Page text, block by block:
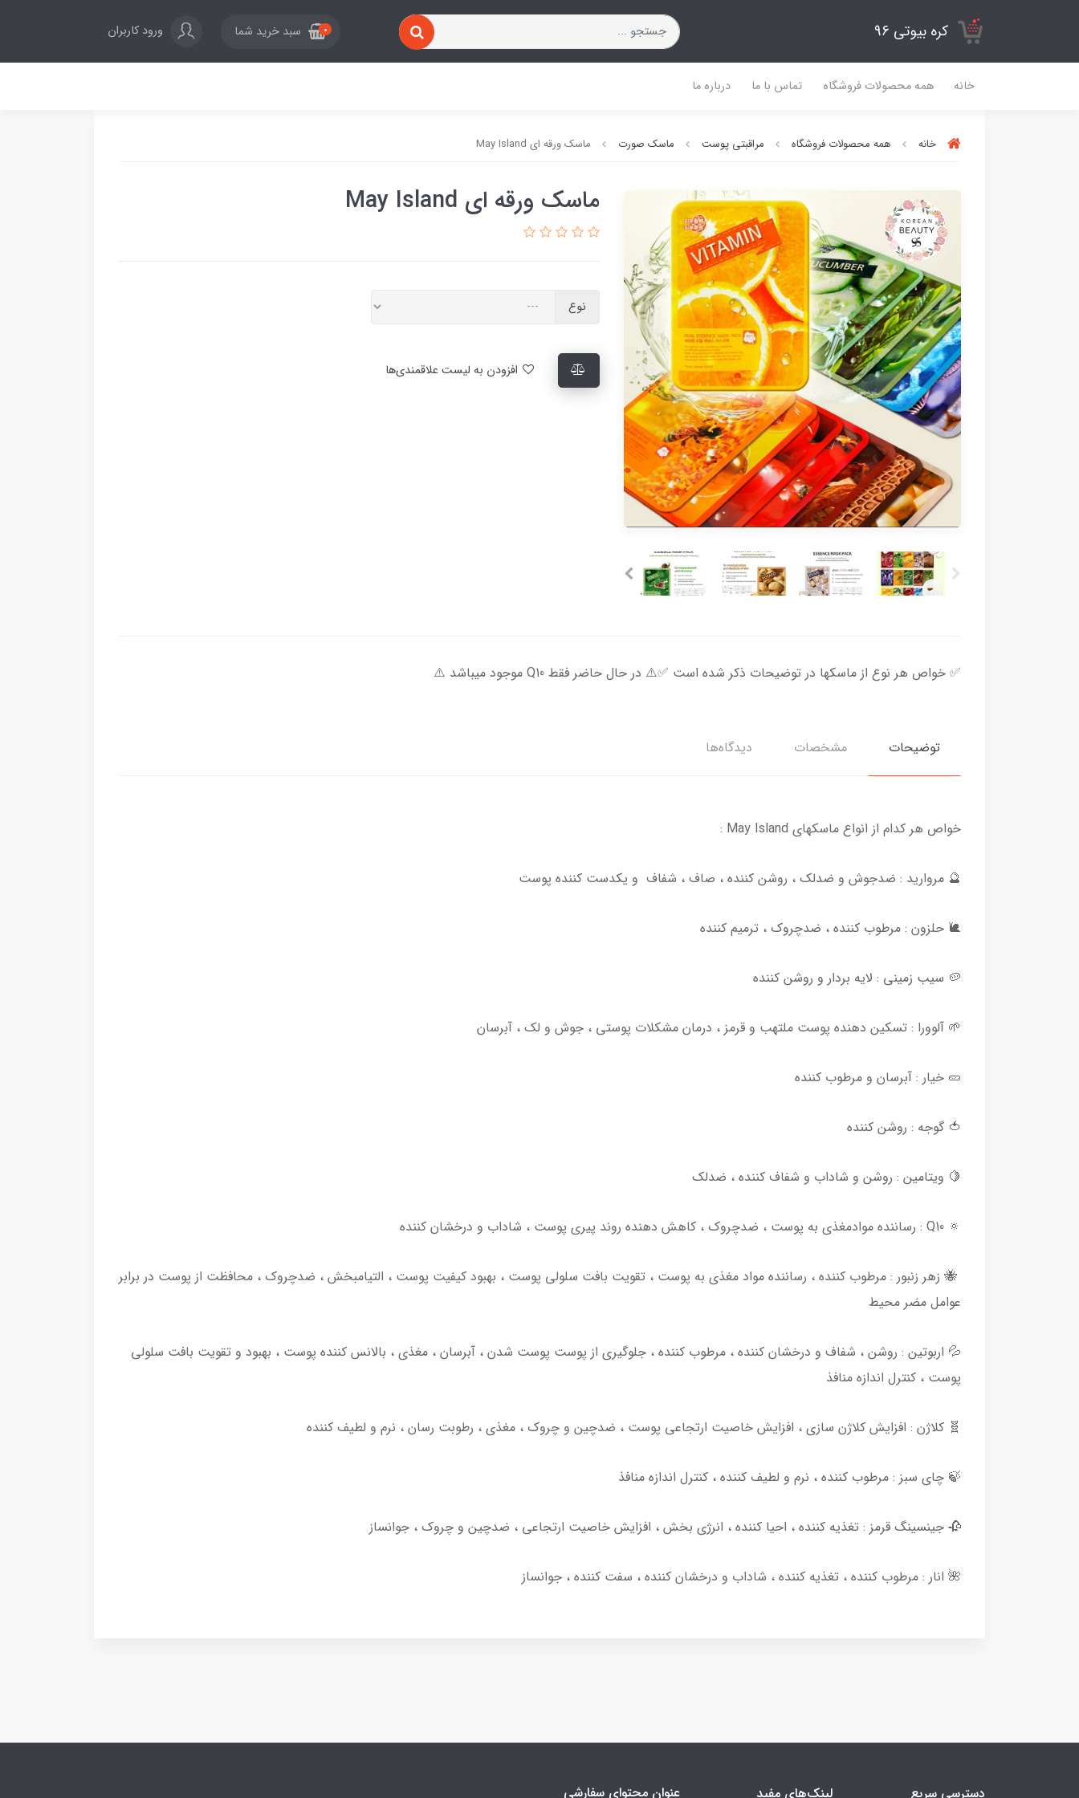
کره بیوتی 96 0 سبد خرید شما ورود کاربران
خانه همه محصولات فروشگاه تماس با ما درباره ما
خانه همه محصولات فروشگاه مراقبتی پوست ماسک صورت ماسک ورقه ای May Island
ماسک ورقه ای May Island
نوع
✅ خواص هر نوع از ماسکها در توضیحات ذکر شده است ✅⚠️ در حال حاضر فقط Q10 موجود میباشد ⚠️
توضیحات مشخصات دیدگاه‌ها
خواص هر کدام از انواع ماسکهای May Island :
🔮 مروارید : ضدجوش و ضدلک ، روشن کننده ، صاف ، شفاف و یکدست کننده پوست
🐌 حلزون : مرطوب کننده ، ضدچروک ، ترمیم کننده
🥔 سیب زمینی : لایه بردار و روشن کننده
🌱 آلوورا : تسکین دهنده پوست ملتهب و قرمز ، درمان مشکلات پوستی ، جوش و لک ، آبرسان
🥒 خیار : آبرسان و مرطوب کننده
🍅 گوجه : روشن کننده
🍋 ویتامین : روشن و شاداب و شفاف کننده ، ضدلک
🔅 Q10 : رساننده موادمغذی به پوست ، ضدچروک ، کاهش دهنده روند پیری پوست ، شاداب و درخشان کننده
🐝 زهر زنبور : مرطوب کننده ، رساننده مواد مغذی به پوست ، تقویت بافت سلولی پوست ، بهبود کیفیت پوست ، التیامبخش ، ضدچروک ، محافظت از پوست در برابر
عوامل مضر محیط
💦 اربوتین : روشن ، شفاف و درخشان کننده ، مرطوب کننده ، جلوگیری از پوست پوست شدن ، آبرسان ، مغذی ، بالانس کننده پوست ، بهبود و تقویت بافت سلولی
پوست ، کنترل اندازه منافذ
🧬 کلاژن : افزایش کلاژن سازی ، افزایش خاصیت ارتجاعی پوست ، ضدچین و چروک ، مغذی ، رطوبت رسان ، نرم و لطیف کننده
🍃 چای‌ سبز : مرطوب کننده ، نرم و لطیف کننده ، کنترل اندازه منافذ
🥀 جینسینگ قرمز : تغذیه کننده ، احیا کننده ، انرژی بخش ، افزایش خاصیت ارتجاعی ، ضدچین و چروک ، جوانساز
🌺 انار : مرطوب کننده ، تغذیه کننده ، شاداب و درخشان کننده ، سفت کننده ، جوانساز
دسترسی سریع لینک‌های مفید عنوان محتوای سفارشی